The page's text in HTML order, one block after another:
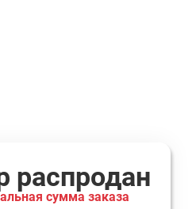
распродан
сумма заказа